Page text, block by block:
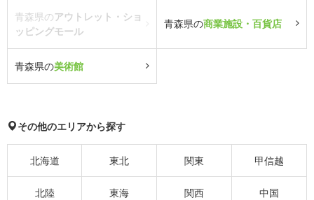
青森県のアウトレット・ショ
ッピングモール
青森県の商業施設・百貨店
青森県の美術館
その他のエリアから探す
北海道 東北 関東 甲信越
北陸 東海 関西 中国